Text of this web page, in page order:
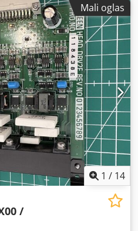
osvetljavanje – npr.
diodu sa crvenim
Mali oglas
1 / 14
/